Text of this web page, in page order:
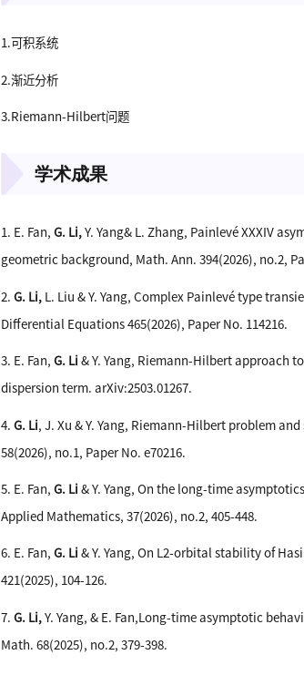
1.可积系统
2.渐近分析
3.Riemann-Hilbert问题
学术成果
1. E. Fan,G. Li,Y. Yang& L. Zhang, Painlevé XXXIV
geometric background, Math. Ann. 394(2026), no.2,
2.G. Li, L. Liu & Y. Yang, Complex Painlevé type
Differential Equations 465(2026), Paper No. 114216.
3. E. Fan,G. Li & Y. Yang, Riemann-Hilbert approach
dispersion term. arXiv:2503.01267.
4.G. Li, J. Xu & Y. Yang, Riemann-Hilbert problem
58(2026), no.1, Paper No. e70216.
5. E. Fan,G. Li& Y. Yang, On the long-time
Applied Mathematics, 37(2026), no.2, 405-448.
6. E. Fan,G. Li & Y. Yang, On L2-orbital stability of
421(2025), 104-126.
7.G. Li,Y. Yang, & E. Fan,Long-time asymptotic
Math. 68(2025), no.2, 379-398.